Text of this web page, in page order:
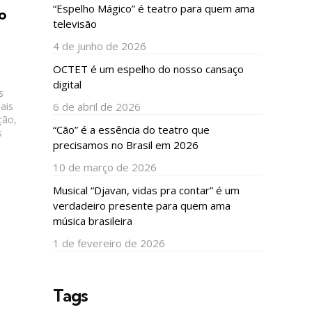
“Espelho Mágico” é teatro para quem ama
televisão
4 de junho de 2026
OCTET é um espelho do nosso cansaço
digital
6 de abril de 2026
“Cão” é a essência do teatro que
precisamos no Brasil em 2026
10 de março de 2026
Musical “Djavan, vidas pra contar” é um
verdadeiro presente para quem ama
música brasileira
1 de fevereiro de 2026
Tags